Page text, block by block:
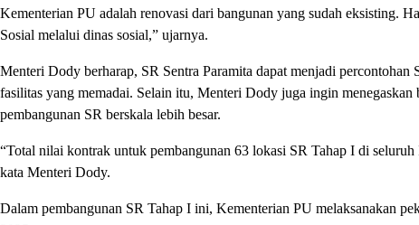
Kementerian PU adalah renovasi dari bangunan yang sudah eksisting.
Sosial melalui dinas sosial,” ujarnya.
Menteri Dody berharap, SR Sentra Paramita dapat menjadi
fasilitas yang memadai. Selain itu, Menteri Dody juga ingin
pembangunan SR berskala lebih besar.
“Total nilai kontrak untuk pembangunan 63 lokasi SR Tahap I di
kata Menteri Dody.
Dalam pembangunan SR Tahap I ini, Kementerian PU melaksanakan